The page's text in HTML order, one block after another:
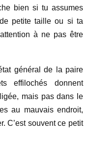
bien si tu assumes
petite taille ou si ta
à ne pas être
général de la paire
effilochés donnent
mais pas dans le
au mauvais endroit,
C’est souvent ce petit